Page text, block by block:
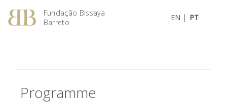
Fundação Bissaya
Barreto
EN | PT
Programme